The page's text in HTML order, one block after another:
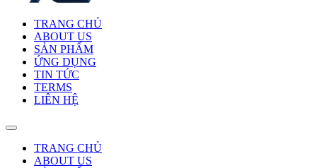
TRANG CHỦ
ABOUT US
SẢN PHẨM
ỨNG DỤNG
TIN TỨC
TERMS
LIÊN HỆ
TRANG CHỦ
ABOUT US